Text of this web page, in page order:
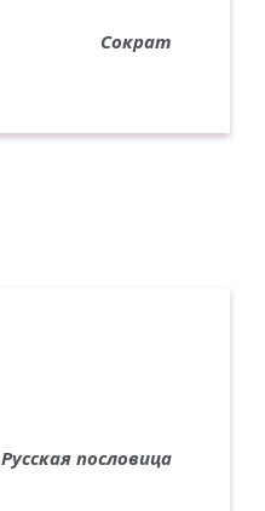
Сократ
Русская пословица